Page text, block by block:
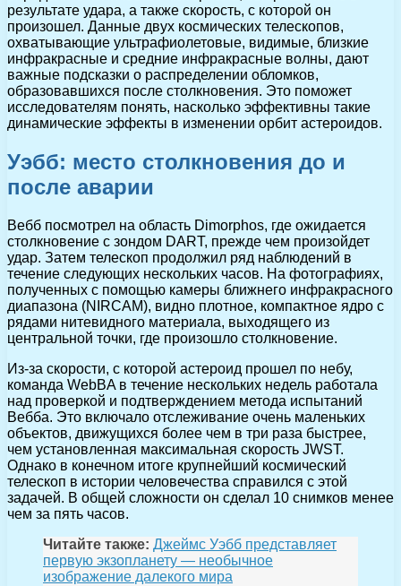
результате удара, а также скорость, с которой он
произошел. Данные двух космических телескопов,
охватывающие ультрафиолетовые, видимые, близкие
инфракрасные и средние инфракрасные волны, дают
важные подсказки о распределении обломков,
образовавшихся после столкновения. Это поможет
исследователям понять, насколько эффективны такие
динамические эффекты в изменении орбит астероидов.
Уэбб: место столкновения до и
после аварии
Вебб посмотрел на область Dimorphos, где ожидается
столкновение с зондом DART, прежде чем произойдет
удар. Затем телескоп продолжил ряд наблюдений в
течение следующих нескольких часов. На фотографиях,
полученных с помощью камеры ближнего инфракрасного
диапазона (NIRCAM), видно плотное, компактное ядро с
рядами нитевидного материала, выходящего из
центральной точки, где произошло столкновение.
Из-за скорости, с которой астероид прошел по небу,
команда WebBA в течение нескольких недель работала
над проверкой и подтверждением метода испытаний
Вебба. Это включало отслеживание очень маленьких
объектов, движущихся более чем в три раза быстрее,
чем установленная максимальная скорость JWST.
Однако в конечном итоге крупнейший космический
телескоп в истории человечества справился с этой
задачей. В общей сложности он сделал 10 снимков менее
чем за пять часов.
Читайте также: Джеймс Уэбб представляет
первую экзопланету — необычное
изображение далекого мира